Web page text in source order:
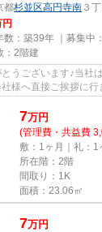
都杉並区高円寺南 ３
数：築39年 ｜募集中：
：2階建
うございます♪当社
様へ直接ご挨拶に
7万円
(管理費・共益費
敷：1ヶ月｜礼：1
所在階：2階
間取り：1K
面積：23.06㎡
7万円